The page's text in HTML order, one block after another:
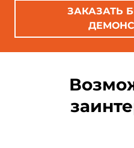
ЗАКАЗАТЬ